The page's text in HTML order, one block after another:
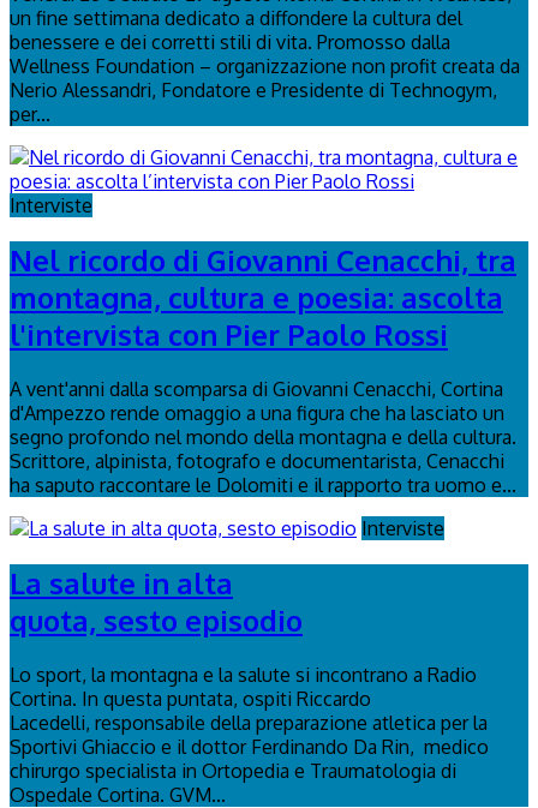
un fine settimana dedicato a diffondere la cultura del
benessere e dei corretti stili di vita. Promosso dalla
Wellness Foundation – organizzazione non profit creata da
Nerio Alessandri, Fondatore e Presidente di Technogym,
per...
Interviste
Nel ricordo di Giovanni Cenacchi, tra
montagna, cultura e poesia: ascolta
l'intervista con Pier Paolo Rossi
A vent'anni dalla scomparsa di Giovanni Cenacchi, Cortina
d'Ampezzo rende omaggio a una figura che ha lasciato un
segno profondo nel mondo della montagna e della cultura.
Scrittore, alpinista, fotografo e documentarista, Cenacchi
ha saputo raccontare le Dolomiti e il rapporto tra uomo e...
Interviste
La salute in alta
quota, sesto episodio
Lo sport, la montagna e la salute si incontrano a Radio
Cortina. In questa puntata, ospiti Riccardo
Lacedelli, responsabile della preparazione atletica per la
Sportivi Ghiaccio e il dottor Ferdinando Da Rin, medico
chirurgo specialista in Ortopedia e Traumatologia di
Ospedale Cortina. GVM...